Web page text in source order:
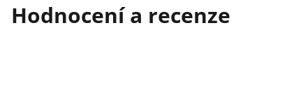
Hodnocení a recenze